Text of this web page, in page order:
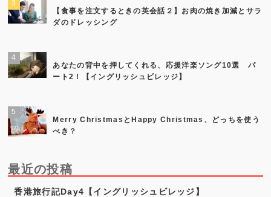
【食事を注文するときの英会話２】お肉の焼き加減とサラ
ダのドレッシング
あなたの背中を押してくれる、応援洋楽ソング10選 パ
ート2！【イングリッシュビレッジ】
Merry ChristmasとHappy Christmas、どっちを使う
べき？
最近の投稿
香港旅行記Day4【イングリッシュビレッジ】